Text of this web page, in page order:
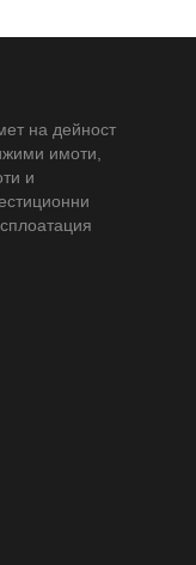
на дейност
имоти,
и